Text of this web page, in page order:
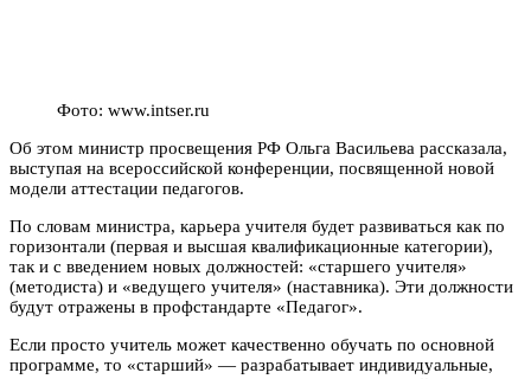
Фото: www.intser.ru
Об этом министр просвещения РФ Ольга Васильева рассказала,
выступая на всероссийской конференции, посвященной новой
модели аттестации педагогов.
По словам министра, карьера учителя будет развиваться как по
горизонтали (первая и высшая квалификационные категории),
так и с введением новых должностей: «старшего учителя»
(методиста) и «ведущего учителя» (наставника). Эти должности
будут отражены в профстандарте «Педагог».
Если просто учитель может качественно обучать по основной
программе, то «старший» — разрабатывает индивидуальные,